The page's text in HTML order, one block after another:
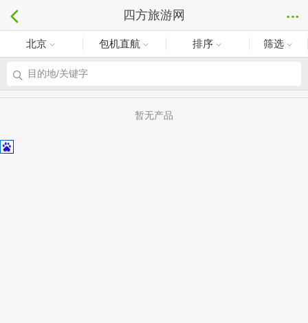
四方旅游网
北京 包机直航 排序 筛选
目的地/关键字
暂无产品